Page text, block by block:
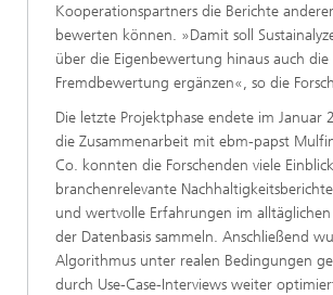
Kooperationspartners die Berichte
bewerten können. »Damit soll
über die Eigenbewertung hinaus auch die
Fremdbewertung ergänzen«, so die
Die letzte Projektphase endete im Januar
die Zusammenarbeit mit ebm-papst
Co. konnten die Forschenden viele
branchenrelevante
und wertvolle Erfahrungen im
der Datenbasis sammeln. Anschließend
Algorithmus unter realen Bedingungen
durch Use-Case-Interviews weiter